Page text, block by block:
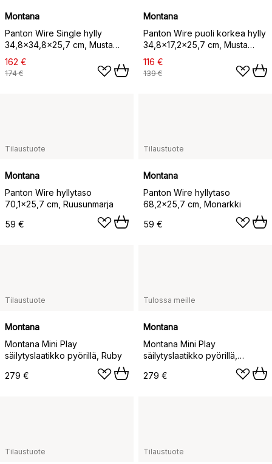
Montana
Panton Wire Single hylly
34,8x34,8x25,7 cm, Musta
punainen
162 €
174 €
Montana
Panton Wire puoli korkea hylly
34,8x17,2x25,7 cm, Musta
punainen
116 €
139 €
Tilaustuote
Montana
Panton Wire hyllytaso
70,1x25,7 cm, Ruusunmarja
59 €
Tilaustuote
Montana
Panton Wire hyllytaso
68,2x25,7 cm, Monarkki
59 €
Tilaustuote
Montana
Montana Mini Play
säilytyslaatikko pyörillä, Ruby
279 €
Tulossa meille
Montana
Montana Mini Play
säilytyslaatikko pyörillä,
279 €
Tilaustuote Tilaustuote